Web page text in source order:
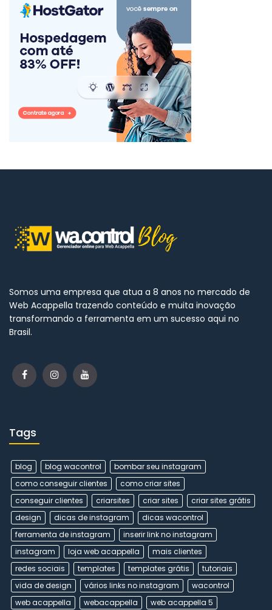
Somos uma empresa que atua a 8 anos no mercado de
Web Acappella trazendo conteúdo e muita inovação
transformando a ferramenta em um sucesso aqui no
Brasil.
Tags
blog blog wacontrol
bombar seu instagram
como conseguir clientes
como criar sites
conseguir clientes
criarsites criar sites
criar sites grátis
design
dicas de instagram
dicas wacontrol
ferramenta de instagram
inserir link no instagram
instagram
loja web acappella
mais clientes
redes sociais
templates templates grátis
tutoriais
vida de design
vários links no instagram
wacontrol
web acappella
webacappella web acappella 5